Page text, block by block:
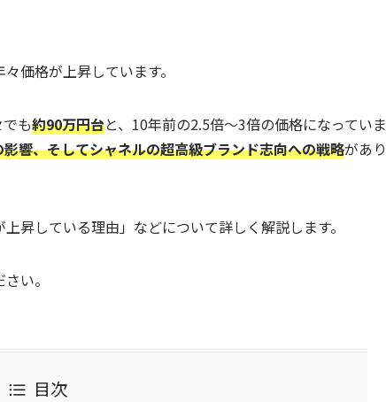
価格が上昇しています。
も約90万円台と、10年前の2.5倍〜3倍の価格になっていま
響、そしてシャネルの超高級ブランド志向への戦略があり
昇している理由」などについて詳しく解説します。
い。
目次